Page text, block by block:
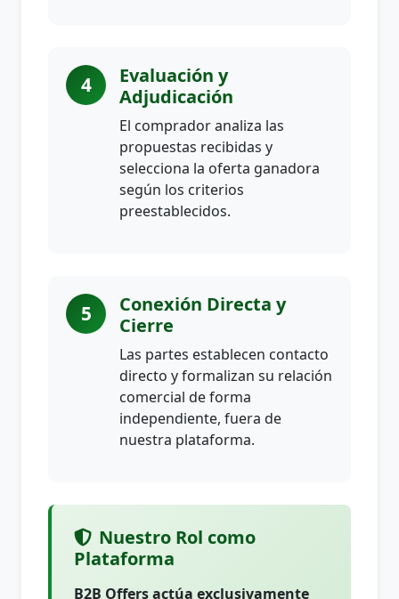
4
Evaluación y
Adjudicación
El comprador analiza las
propuestas recibidas y
selecciona la oferta ganadora
según los criterios
preestablecidos.
5
Conexión Directa y
Cierre
Las partes establecen contacto
directo y formalizan su relación
comercial de forma
independiente, fuera de
nuestra plataforma.
Nuestro Rol como
Plataforma
B2B Offers actúa exclusivamente